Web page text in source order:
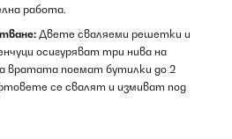
работа.
Двете сваляеми решетки и
осигуряват три нива на
вратата поемат бутилки до 2
се свалят и измиват под